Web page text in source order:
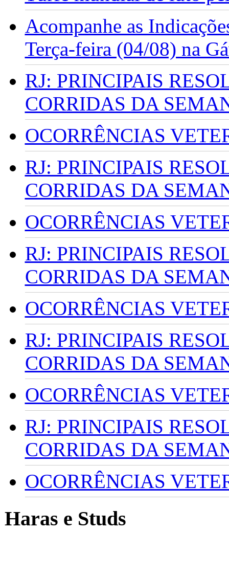
Acompanhe as
Terça-feira (04/08) na
RJ: PRINCIPAIS
CORRIDAS DA
OCORRÊNCIAS
RJ: PRINCIPAIS
CORRIDAS DA
OCORRÊNCIAS
RJ: PRINCIPAIS
CORRIDAS DA
OCORRÊNCIAS
RJ: PRINCIPAIS
CORRIDAS DA
OCORRÊNCIAS
RJ: PRINCIPAIS
CORRIDAS DA
OCORRÊNCIAS
Haras e Studs